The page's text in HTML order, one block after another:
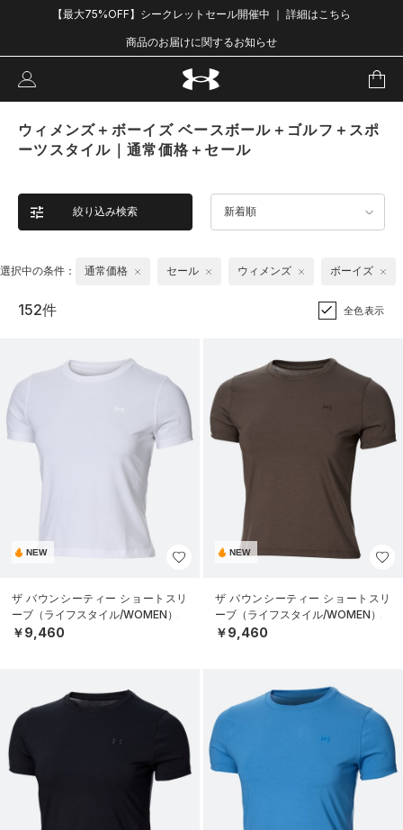
【最大75%OFF】シークレットセール開催中 ｜ 詳細はこちら
商品のお届けに関するお知らせ
ウィメンズ＋ボーイズ ベースボール＋ゴルフ＋スポ
ーツスタイル｜通常価格＋セール
絞り込み検索 新着順
選択中の条件： 通常価格 セール ウィメンズ ボーイズ
152件 全色表示
NEW
ザ バウンシーティー ショートスリ
ーブ（ライフスタイル/WOMEN）
￥9,460
NEW
ザ バウンシーティー ショートスリ
ーブ（ライフスタイル/WOMEN）
￥9,460